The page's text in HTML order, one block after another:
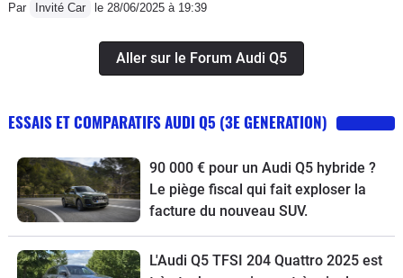
Par Invité Car le 28/06/2025 à 19:39
Aller sur le Forum Audi Q5
ESSAIS ET COMPARATIFS AUDI Q5 (3E GENERATION)
90 000 € pour un Audi Q5 hybride ?
Le piège fiscal qui fait exploser la
facture du nouveau SUV.
L'Audi Q5 TFSI 204 Quattro 2025 est